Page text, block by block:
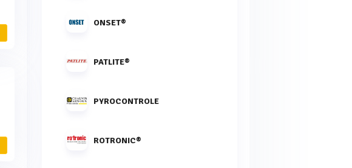
ONSET®
PATLITE®
PYROCONTROLE
ROTRONIC®